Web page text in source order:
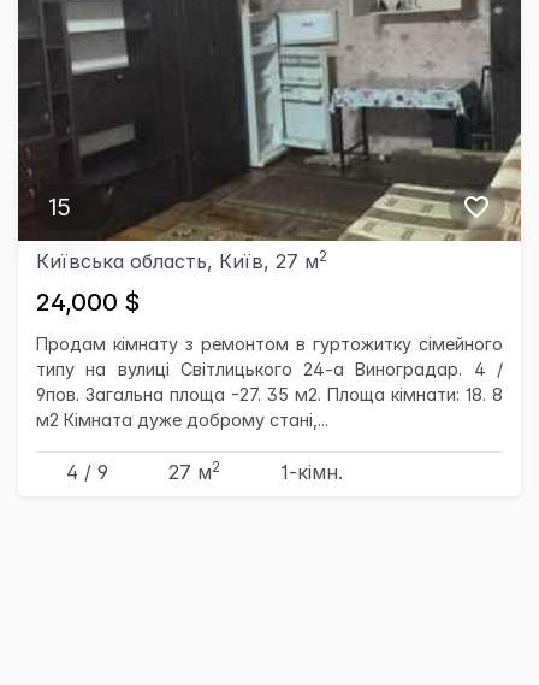
15
Київська область, Київ, 27 м2
24,000 $
Продам кімнату з ремонтом в гуртожитку сімейного
типу на вулиці Світлицького 24-а Виноградар. 4 /
9пов. Загальна площа -27. 35 м2. Площа кімнати: 18. 8
м2 Кімната дуже доброму стані,...
4 / 9 27 м2 1-кімн.